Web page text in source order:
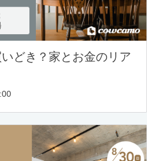
どき？家とお金のリア